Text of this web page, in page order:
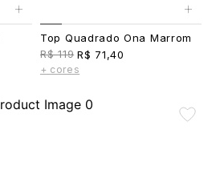
+ +
Top Quadrado Ona Marrom
R$ 119 R$ 71,40
+ cores